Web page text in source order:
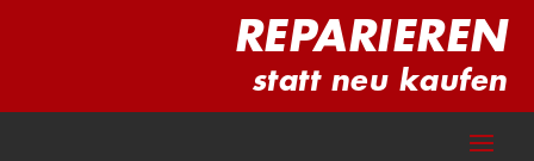
REPARIEREN
statt neu kaufen